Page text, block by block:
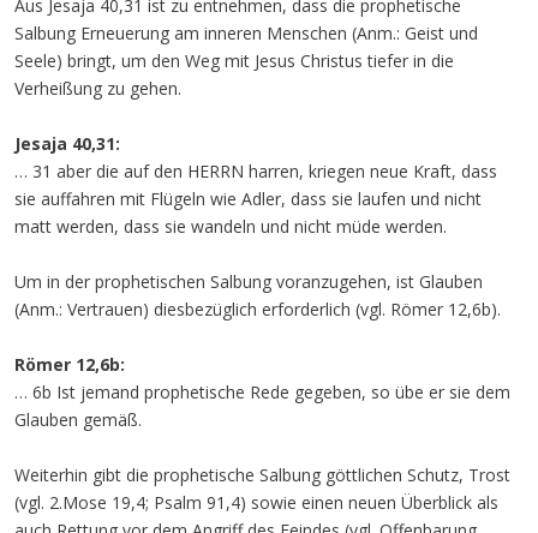
Aus Jesaja 40,31 ist zu entnehmen, dass die prophetische
Salbung Erneuerung am inneren Menschen (Anm.: Geist und
Seele) bringt, um den Weg mit Jesus Christus tiefer in die
Verheißung zu gehen.
Jesaja 40,31:
… 31 aber die auf den HERRN harren, kriegen neue Kraft, dass
sie auffahren mit Flügeln wie Adler, dass sie laufen und nicht
matt werden, dass sie wandeln und nicht müde werden.
Um in der prophetischen Salbung voranzugehen, ist Glauben
(Anm.: Vertrauen) diesbezüglich erforderlich (vgl. Römer 12,6b).
Römer 12,6b:
… 6b Ist jemand prophetische Rede gegeben, so übe er sie dem
Glauben gemäß.
Weiterhin gibt die prophetische Salbung göttlichen Schutz, Trost
(vgl. 2.Mose 19,4; Psalm 91,4) sowie einen neuen Überblick als